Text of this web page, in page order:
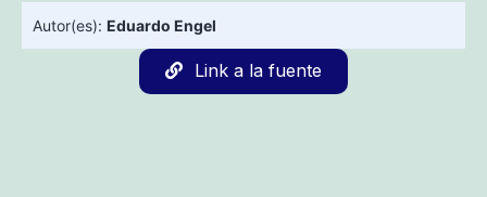
Autor(es): Eduardo Engel
Link a la fuente